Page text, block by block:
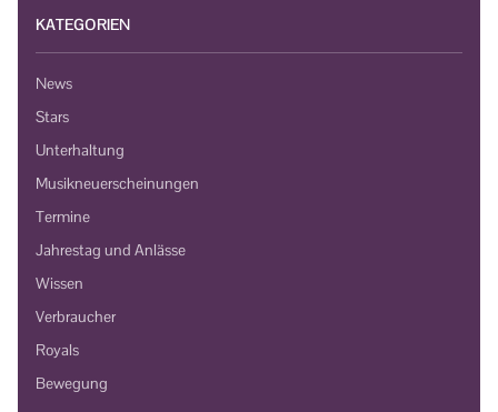
KATEGORIEN
News
Stars
Unterhaltung
Musikneuerscheinungen
Termine
Jahrestag und Anlässe
Wissen
Verbraucher
Royals
Bewegung